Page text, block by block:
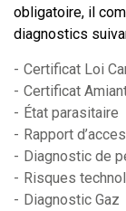
obligatoire, il
diagnostics
Certificat Loi
Certificat
État parasitaire
Rapport
Diagnostic de
Risques
Diagnostic Gaz